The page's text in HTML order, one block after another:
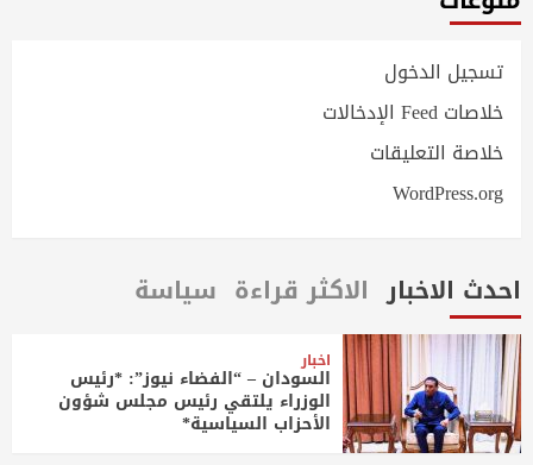
تسجيل الدخول
خلاصات Feed الإدخالات
خلاصة التعليقات
WordPress.org
احدث الاخبار الاكثر قراءة سياسة
اخبار
السودان – “الفضاء نيوز”: *رئيس
الوزراء يلتقي رئيس مجلس شؤون
الأحزاب السياسية*